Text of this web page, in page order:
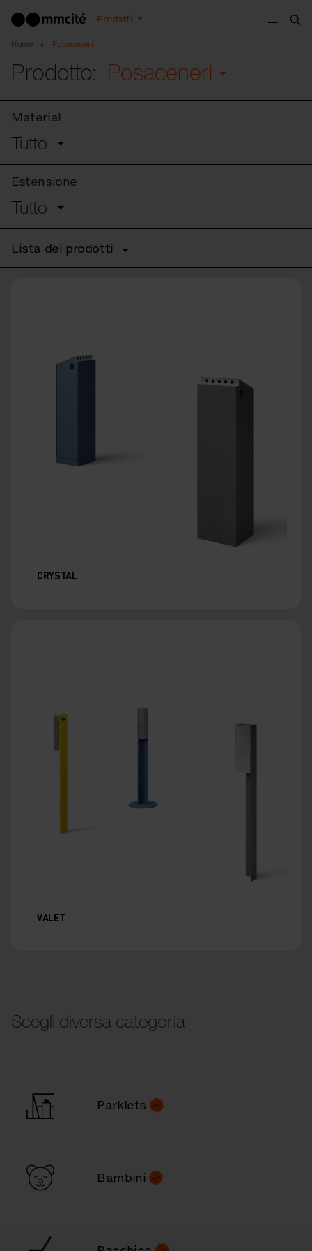
Prodotti
Menù
Home Posaceneri
Prodotto: Posaceneri
Material
Tutto
Estensione
Tutto
Lista dei prodotti
CRYSTAL
VALET
Scegli diversa categoria
Parklets
Bambini